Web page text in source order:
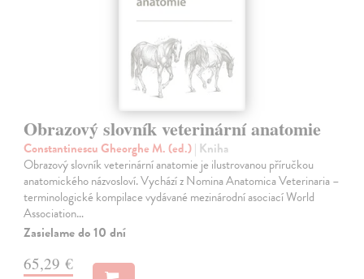
Obrazový slovník veterinární anatomie
Constantinescu Gheorghe M. (ed.)| Kniha
Obrazový slovník veterinární anatomie je ilustrovanou příručkou
anatomického názvosloví. Vychází z Nomina Anatomica Veterinaria –
terminologické kompilace vydávané mezinárodní asociací World
Association…
Zasielame do 10 dní
65,29 €